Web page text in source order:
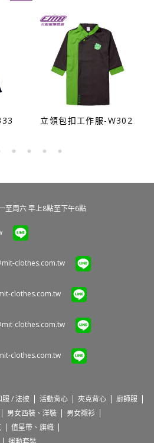
立領包扣工作服-W302
至周六 早上8點至下午6點
clothes.com.tw
clothes.com.tw
clothes.com.tw
clothes.com.tw
服 / 法披 活動背心 夾克背心
廚師服
男女西裝、洋裝
男女襯衫
值星帶、旗幟